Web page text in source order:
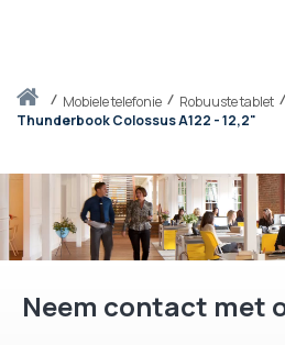
Thuismobiele telefonie Robuuste tablet
Thunderbook Colossus A122 - 12,2"
Neem contact met